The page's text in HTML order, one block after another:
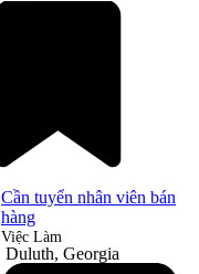
Cần tuyển nhân viên bán
hàng
Việc Làm
Duluth, Georgia